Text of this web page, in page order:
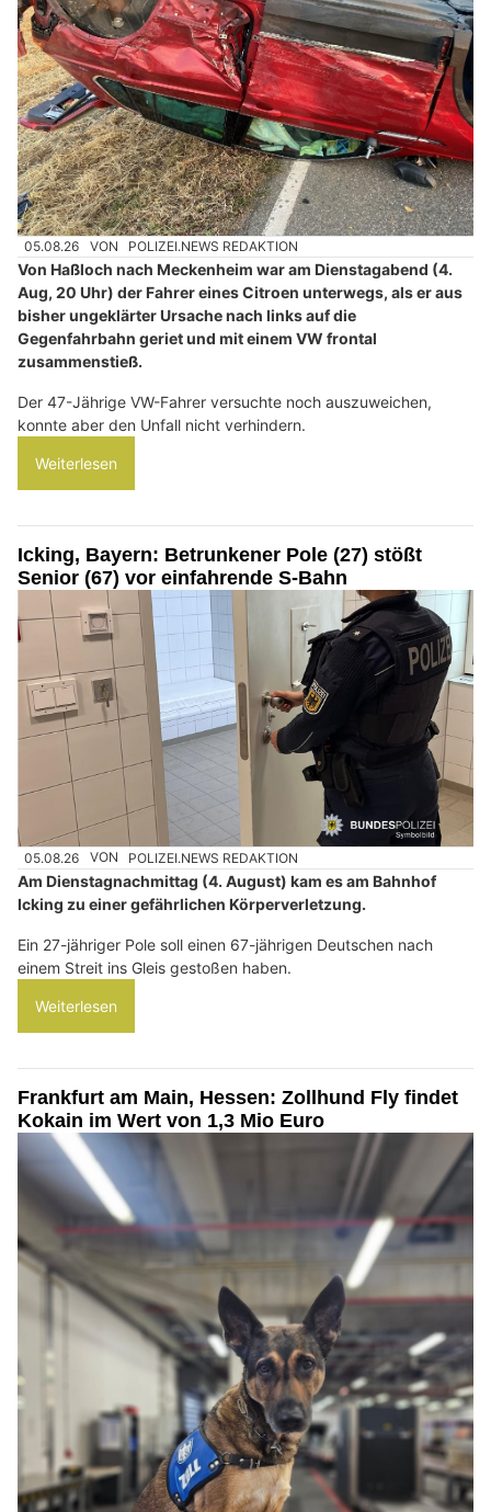
05.08.26 VON POLIZEI.NEWS REDAKTION
Von Haßloch nach Meckenheim war am Dienstagabend (4.
Aug, 20 Uhr) der Fahrer eines Citroen unterwegs, als er aus
bisher ungeklärter Ursache nach links auf die
Gegenfahrbahn geriet und mit einem VW frontal
zusammenstieß.
Der 47-Jährige VW-Fahrer versuchte noch auszuweichen,
konnte aber den Unfall nicht verhindern.
Weiterlesen
Icking, Bayern: Betrunkener Pole (27) stößt
Senior (67) vor einfahrende S-Bahn
05.08.26 VON POLIZEI.NEWS REDAKTION
Am Dienstagnachmittag (4. August) kam es am Bahnhof
Icking zu einer gefährlichen Körperverletzung.
Ein 27-jähriger Pole soll einen 67-jährigen Deutschen nach
einem Streit ins Gleis gestoßen haben.
Weiterlesen
Frankfurt am Main, Hessen: Zollhund Fly findet
Kokain im Wert von 1,3 Mio Euro